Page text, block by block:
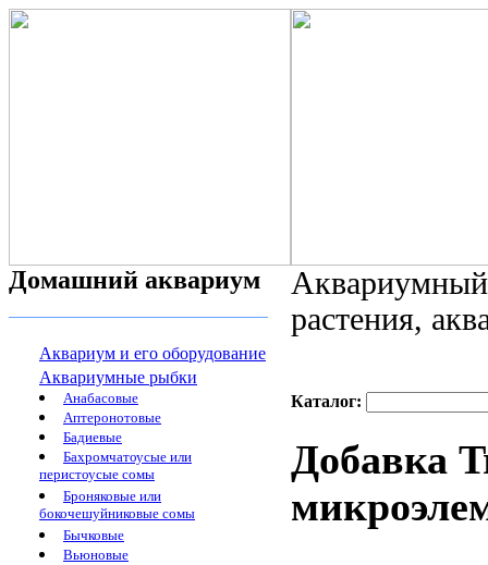
Домашний аквариум
Аквариум и его оборудование
Аквариумные рыбки
Анабасовые
Аптеронотовые
Бадиевые
Бахромчатоусые или
перистоусые сомы
Броняковые или
бокочешуйниковые сомы
Бычковые
Вьюновые
растения,
Каталог:
Добавка